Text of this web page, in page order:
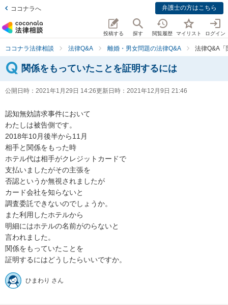
ココナラへ 弁護士の方はこちら
投稿する 探す 閲覧履歴 マイリスト ログイン
ココナラ法律相談 法律Q&A 離婚・男女問題の法律Q&A 法律Q&A「
関係をもっていたことを証明するには
公開日時： 2021年1月29日 14:26更新日時： 2021年12月9日 21:46
認知無効請求事件において
わたしは被告側です。
2018年10月後半から11月
相手と関係をもった時
ホテル代は相手がクレジットカードで
支払いましたがその主張を
否認というか無視されましたが
カード会社を知らないと
調査委託できないのでしょうか。
また利用したホテルから
明細にはホテルの名前がのらないと
言われました。
関係をもっていたことを
証明するにはどうしたらいいですか。
ひまわり さん